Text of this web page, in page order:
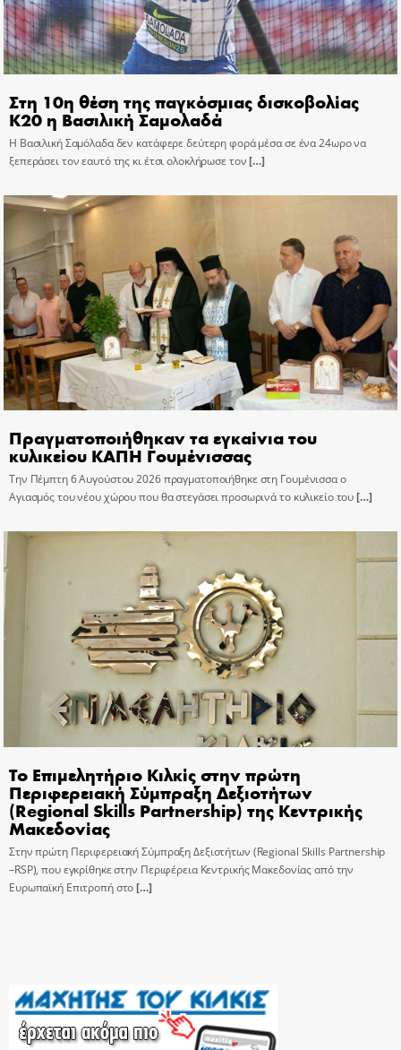
Στη 10η θέση της παγκόσμιας δισκοβολίας
Κ20 η Βασιλική Σαμολαδά
Η Βασιλική Σαμόλαδα δεν κατάφερε δεύτερη φορά μέσα σε ένα 24ωρο να
ξεπεράσει τον εαυτό της κι έτσι ολοκλήρωσε τον[…]
Πραγματοποιήθηκαν τα εγκαίνια του
κυλικείου ΚΑΠΗ Γουμένισσας
Την Πέμπτη 6 Αυγούστου 2026 πραγματοποιήθηκε στη Γουμένισσα ο
Αγιασμός του νέου χώρου που θα στεγάσει προσωρινά το κυλικείο του[…]
Το Επιμελητήριο Κιλκίς στην πρώτη
Περιφερειακή Σύμπραξη Δεξιοτήτων
(Regional Skills Partnership) της Κεντρικής
Μακεδονίας
Στην πρώτη Περιφερειακή Σύμπραξη Δεξιοτήτων (Regional Skills Partnership
–RSP), που εγκρίθηκε στην Περιφέρεια Κεντρικής Μακεδονίας από την
Ευρωπαϊκή Επιτροπή στο[…]